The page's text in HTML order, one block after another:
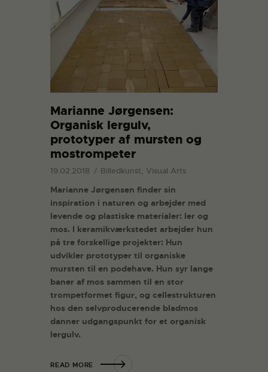
Marianne Jørgensen:
Organisk lergulv,
prototyper af mursten og
mostrompeter
19.02.2018 Billedkunst, Visual Arts
Marianne Jørgensen finder sin
inspiration i naturen og arbejder med
levende og plastiske materialer: ler og
mos. I keramikværkstedet arbejder hun
på tre forskellige projekter: Hun
udvikler prototyper til organiske
mursten til en podehave. Hun syr lange
baner af mos sammen til en stor
trompetformet figur, og cellestrukturen
hos den selvproducerende bladmos
danner udgangspunkt for et organisk
lergulv.
READ MORE